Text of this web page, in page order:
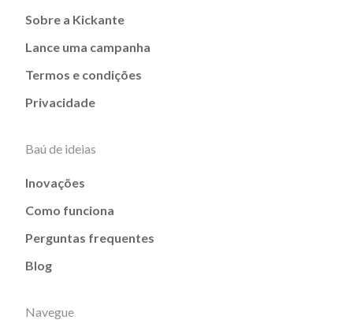
Sobre a Kickante
Lance uma campanha
Termos e condições
Privacidade
Baú de ideias
Inovações
Como funciona
Perguntas frequentes
Blog
Navegue